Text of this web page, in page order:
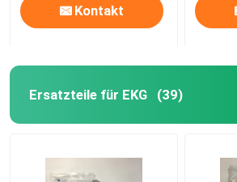
Kontakt
Ersatzteile für EKG (39)